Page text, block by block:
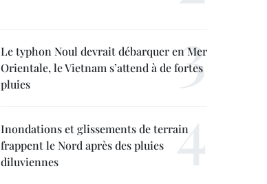
Le typhon Noul devrait débarquer en Mer
Orientale, le Vietnam s’attend à de fortes
pluies
Inondations et glissements de terrain
frappent le Nord après des pluies
diluviennes